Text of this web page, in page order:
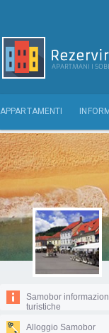
APPARTAMENTI
Samobor
turistiche
Alloggio Samobor